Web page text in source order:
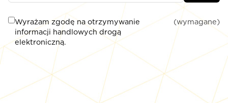
Wyrażam zgodę na otrzymywanie
informacji handlowych drogą
elektroniczną.
(wymagane)